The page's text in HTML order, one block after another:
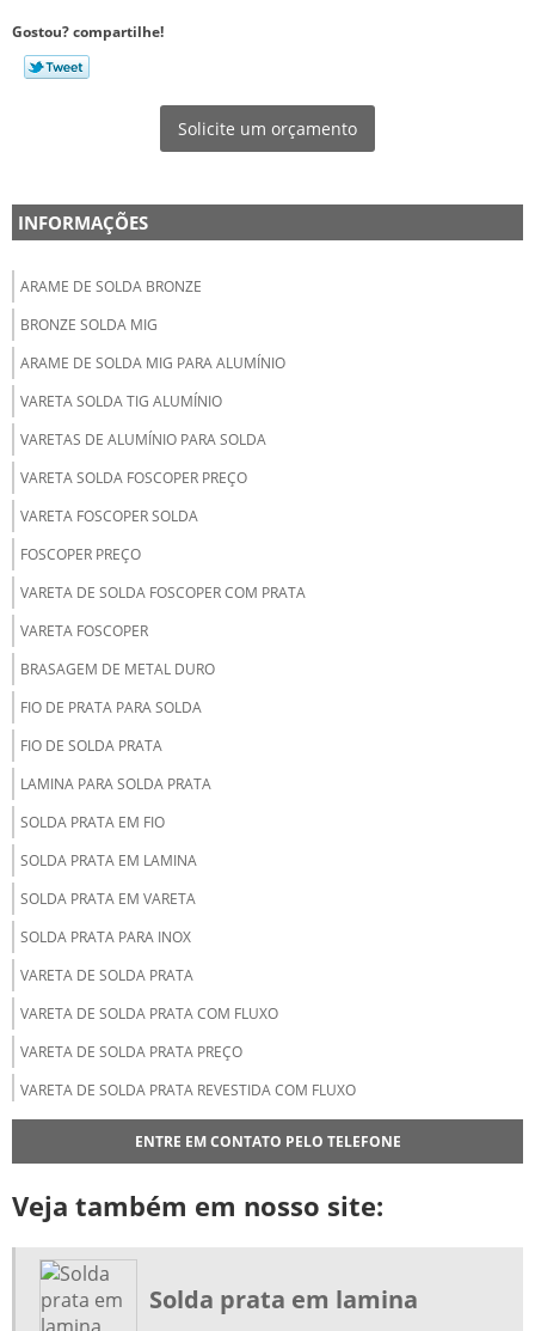
Gostou? compartilhe!
Solicite um orçamento
INFORMAÇÕES
ARAME DE SOLDA BRONZE
BRONZE SOLDA MIG
ARAME DE SOLDA MIG PARA ALUMÍNIO
VARETA SOLDA TIG ALUMÍNIO
VARETAS DE ALUMÍNIO PARA SOLDA
VARETA SOLDA FOSCOPER PREÇO
VARETA FOSCOPER SOLDA
FOSCOPER PREÇO
VARETA DE SOLDA FOSCOPER COM PRATA
VARETA FOSCOPER
BRASAGEM DE METAL DURO
FIO DE PRATA PARA SOLDA
FIO DE SOLDA PRATA
LAMINA PARA SOLDA PRATA
SOLDA PRATA EM FIO
SOLDA PRATA EM LAMINA
SOLDA PRATA EM VARETA
SOLDA PRATA PARA INOX
VARETA DE SOLDA PRATA
VARETA DE SOLDA PRATA COM FLUXO
VARETA DE SOLDA PRATA PREÇO
VARETA DE SOLDA PRATA REVESTIDA COM FLUXO
FORNECEDOR DE SOLDA PRATA
DISTRIBUIDOR DE VARETA DE SOLDA
ESTANHO PARA SOLDA COMPRAR
ESTANHO PARA SOLDA PREÇO
ENTRE EM CONTATO PELO TELEFONE
Veja também em nosso site:
Solda prata em lamina